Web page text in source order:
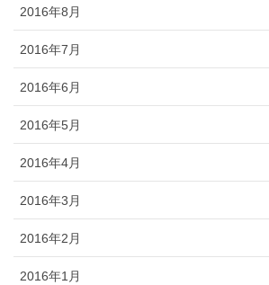
2016年8月
2016年7月
2016年6月
2016年5月
2016年4月
2016年3月
2016年2月
2016年1月